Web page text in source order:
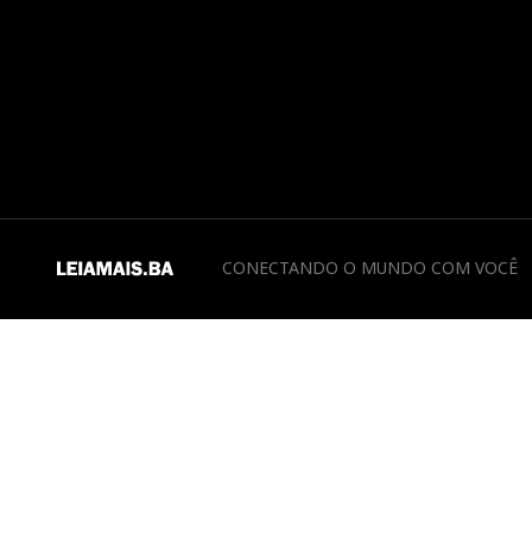
CONECTANDO O MUNDO COM VOCÊ